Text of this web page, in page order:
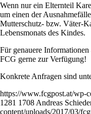
Wenn nur ein Elternteil
um einen der
Mutterschutz- bzw. Väter-
Lebensmonats des Kindes.
Für genauere
FCG gerne zur Verfügung!
Konkrete Anfragen sind
https://www.fcgpost.at/wp-
1281 1708 Andreas
content/uploads/2017/03/